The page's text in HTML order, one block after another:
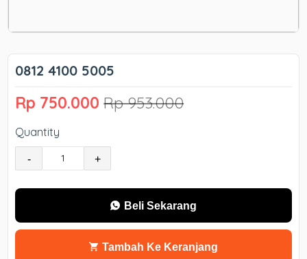
0812 4100 5005
Rp 750.000 Rp 953.000
Quantity
- +
Beli Sekarang
Tambah Ke Keranjang